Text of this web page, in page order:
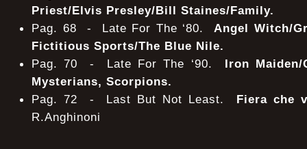
Priest/Elvis Presley/Bill Staines/Family.
Pag. 68 - Late For The ‘80.Angel Witch/
Fictitious Sports/The Blue Nile.
Pag. 70 - Late For The ‘90.
Iron
Mysterians, Scorpions.
Pag. 72 - Last But Not Least. Fiera che
R.Anghinoni